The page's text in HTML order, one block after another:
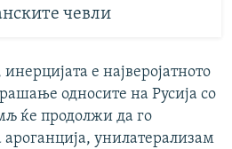
чевли
е најверојатното
односите на Русија со
ќе продолжи да го
унилатерализам